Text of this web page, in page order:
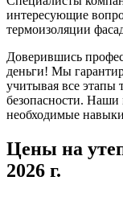
интересующие
термоизоляции
Доверившись
деньги! Мы
учитывая все этапы
безопасности.
необходимые
Цены на
2026 г.